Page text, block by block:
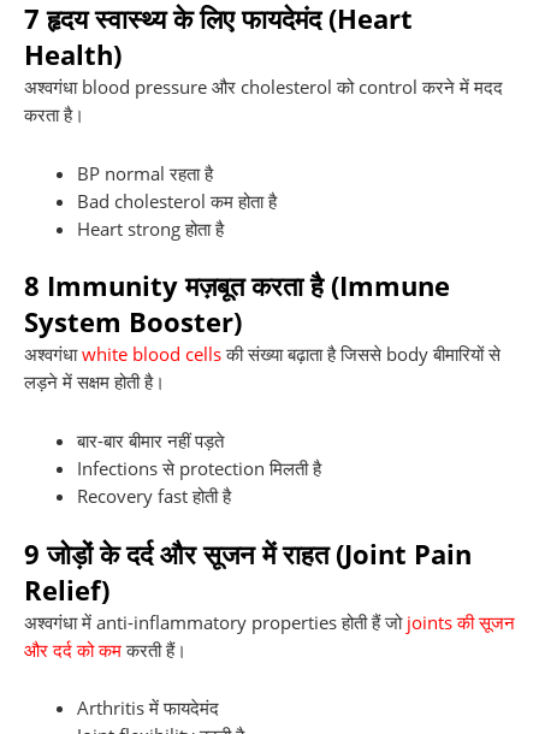
7 हृदय स्वास्थ्य के लिए फायदेमंद (Heart
Health)
अश्वगंधा blood pressure और cholesterol को control करने में मदद
करता है।
BP normal रहता है
Bad cholesterol कम होता है
Heart strong होता है
8 Immunity मज़बूत करता है (Immune
System Booster)
अश्वगंधाwhite blood cells की संख्या बढ़ाता है जिससे body बीमारियों से
लड़ने में सक्षम होती है।
बार-बार बीमार नहीं पड़ते
Infections से protection मिलती है
Recovery fast होती है
9 जोड़ों के दर्द और सूजन में राहत (Joint Pain
Relief)
अश्वगंधा में anti-inflammatory properties होती हैं जोjoints की सूजन
और दर्द को कमकरती हैं।
Arthritis में फायदेमंद